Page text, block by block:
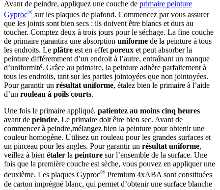
Avant de peindre, appliquez une couche de primaire peinture
Gyproc® sur les plaques de plafond. Commencez par vous assurer
que les joints sont bien secs : ils doivent être blancs et durs au
toucher. Comptez deux à trois jours pour le séchage. La fine couche
de primaire garantira une absorption uniforme de la peinture à tous
les endroits. Le plâtre est en effet poreux et peut absorber la
peinture différemment d’un endroit à l’autre, entraînant un manque
d’uniformité. Grâce au primaire, la peinture adhère parfaitement à
tous les endroits, tant sur les parties jointoyées que non jointoyées.
Pour garantir un résultat uniforme, étalez bien le primaire à l’aide
d’un rouleau à poils courts.
Une fois le primaire appliqué, patientez au moins cinq heures
avant de peindre. Le primaire doit être bien sec. Avant de
commencer à peindre,mélangez bien la peinture pour obtenir une
couleur homogène. Utilisez un rouleau pour les grandes surfaces et
un pinceau pour les angles. Pour garantir un résultat uniforme,
veillez à bien étaler la peinture sur l’ensemble de la surface. Une
fois que la première couche est sèche, vous pouvez en appliquer une
deuxième. Les plaques Gyproc® Premium 4xABA sont constituées
de carton imprégné blanc, qui permet d’obtenir une surface blanche